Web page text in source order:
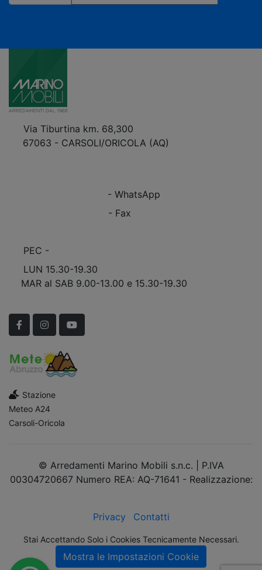
Via Tiburtina km. 68,300
67063 - CARSOLI/ORICOLA (AQ)
- WhatsApp
- Fax
PEC -
LUN 15.30-19.30
MAR al SAB 9.00-13.00 e 15.30-19.30
FacebookInstagramYouTube
Stazione
Meteo A24
Carsoli-Oricola
© Arredamenti Marino Mobili s.n.c. | P.IVA
00304720667 Numero REA: AQ-71641 - Realizzazione:
Privacy
Contatti
Stai Accettando Solo i Cookies Tecnicamente Necessari.
Mostra le Impostazioni Cookie